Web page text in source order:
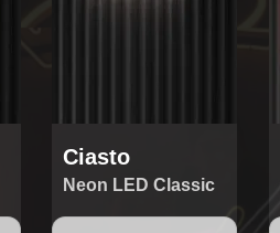
Ciasto
Neon LED Classic